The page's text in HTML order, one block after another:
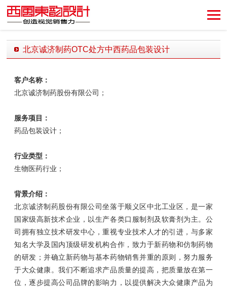
创造视觉销售力！
北京诚济制药OTC处方中西药品包装设计
客户名称：
北京诚济制药股份有限公司；
服务项目：
药品包装设计；
行业类型：
生物医药行业；
背景介绍：
北京诚济制药股份有限公司坐落于顺义区中北工业区，是一家
国家级高新技术企业，以生产各类口服制剂及软膏剂为主。公
司拥有独立技术研发中心，重视专业技术人才的引进，与多家
知名大学及国内顶级研发机构合作，致力于新药物和仿制药物
的研发；并确立新药物与基本药物销售并重的原则，努力服务
于大众健康。我们不断追求产品质量的提高，把质量放在第一
位，逐步提高公司品牌的影响力，以提供解决大众健康产品为